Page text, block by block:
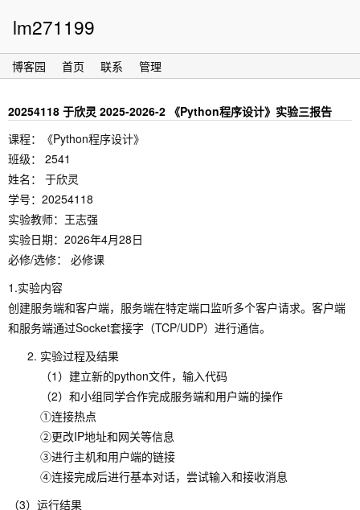
lm271199
博客园 首页 联系 管理
20254118 于欣灵 2025-2026-2 《Python程序设计》实验三报告
课程：《Python程序设计》
班级： 2541
姓名： 于欣灵
学号：20254118
实验教师：王志强
实验日期：2026年4月28日
必修/选修： 必修课
1.实验内容
创建服务端和客户端，服务端在特定端口监听多个客户请求。客户端
和服务端通过Socket套接字（TCP/UDP）进行通信。
实验过程及结果
（1）建立新的python文件，输入代码
（2）和小组同学合作完成服务端和用户端的操作
①连接热点
②更改IP地址和网关等信息
③进行主机和用户端的链接
④连接完成后进行基本对话，尝试输入和接收消息
（3）运行结果